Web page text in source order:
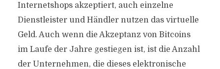
Internetshops akzeptiert, auch einzelne
Dienstleister und Händler nutzen das virtuelle
Geld. Auch wenn die Akzeptanz von Bitcoins
im Laufe der Jahre gestiegen ist, ist die Anzahl
der Unternehmen, die dieses elektronische